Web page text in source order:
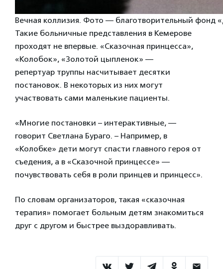
Вечная коллизия. Фото — благотворительный фонд
Такие больничные представления в Кемерове
проходят не впервые. «Сказочная принцесса»,
«Колобок», «Золотой цыпленок» —
репертуар труппы насчитывает десятки
постановок. В некоторых из них могут
участвовать сами маленькие пациенты.
«Многие постановки – интерактивные, —
говорит Светлана Бураго. – Например, в
«Колобке» дети могут спасти главного героя от
съедения, а в «Сказочной принцессе» —
почувствовать себя в роли принцев и принцесс».
По словам организаторов, такая «сказочная
терапия» помогает больным детям знакомиться
друг c другом и быстрее выздоравливать.